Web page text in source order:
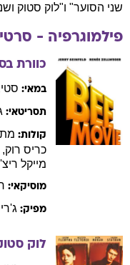
שני הסוער" ו"לוק סטוק
פילמוגרפיה -
כוורת
במאי:
תסריטאי:
קולות:
כריס רוק,
מייקל
מוסיקאי:
מפיק: ג'רי
לוק